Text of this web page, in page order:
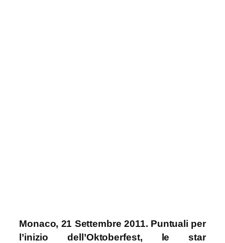
Monaco, 21 Settembre 2011. Puntuali per
l’inizio dell’Oktoberfest, le star